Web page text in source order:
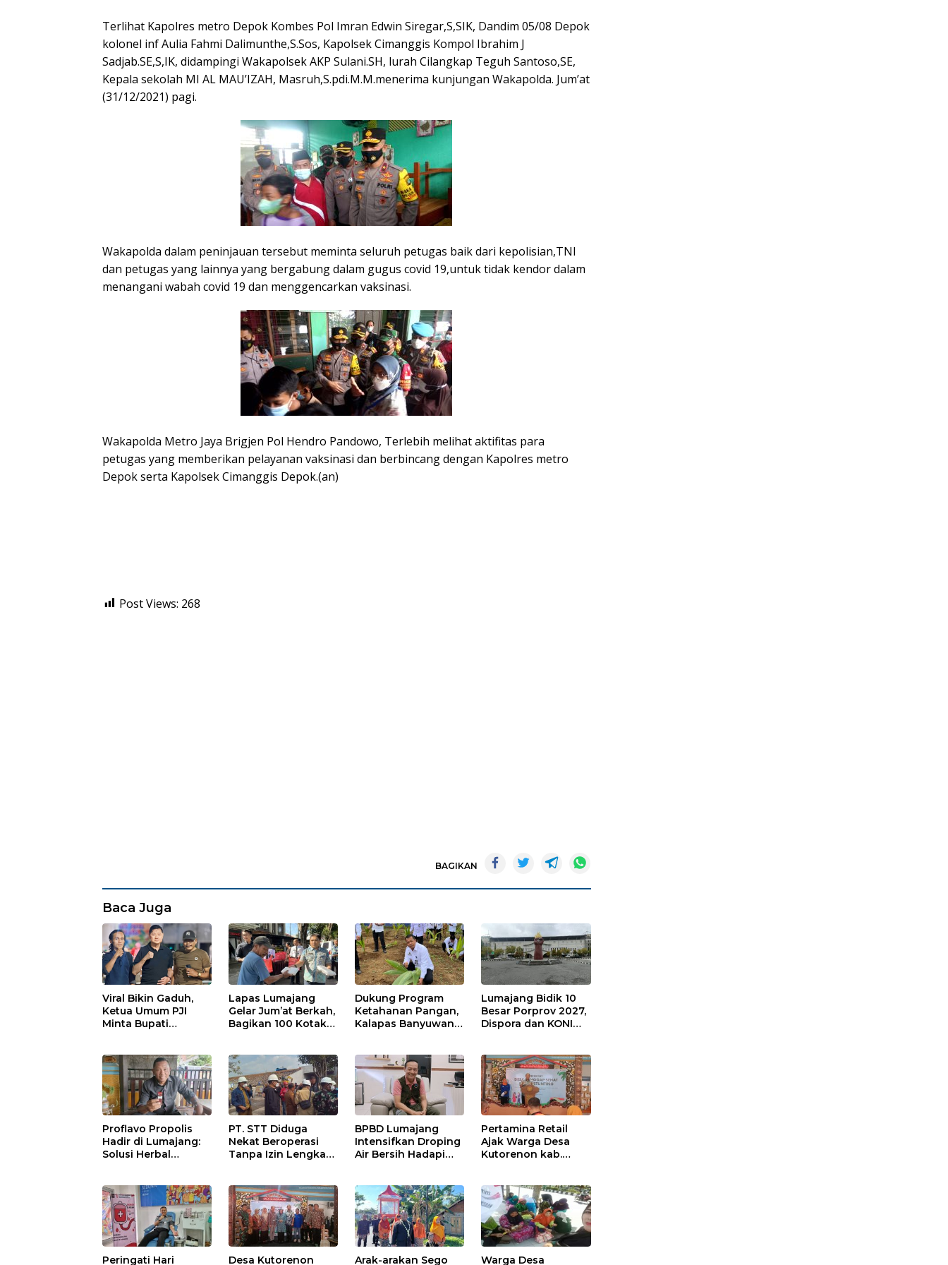
Terlihat Kapolres metro Depok Kombes Pol Imran Edwin Siregar,S,SIK, Dandim 05/08 Depok
kolonel inf Aulia Fahmi Dalimunthe,S.Sos, Kapolsek Cimanggis Kompol Ibrahim J
Sadjab.SE,S,IK, didampingi Wakapolsek AKP Sulani.SH, lurah Cilangkap Teguh Santoso,SE,
Kepala sekolah MI AL MAU’IZAH, Masruh,S.pdi.M.M.menerima kunjungan Wakapolda. Jum’at
(31/12/2021) pagi.
Wakapolda dalam peninjauan tersebut meminta seluruh petugas baik dari kepolisian,TNI
dan petugas yang lainnya yang bergabung dalam gugus covid 19,untuk tidak kendor dalam
menangani wabah covid 19 dan menggencarkan vaksinasi.
Wakapolda Metro Jaya Brigjen Pol Hendro Pandowo, Terlebih melihat aktifitas para
petugas yang memberikan pelayanan vaksinasi dan berbincang dengan Kapolres metro
Depok serta Kapolsek Cimanggis Depok.(an)
Post Views: 268
BAGIKAN
Baca Juga
Viral Bikin Gaduh,
Ketua Umum PJI
Minta Bupati
Lapas Lumajang
Gelar Jum’at Berkah,
Bagikan 100 Kotak
Dukung Program
Ketahanan Pangan,
Kalapas Banyuwangi
Serentak di SAE
Ngajum
Lumajang Bidik 10
Besar Porprov 2027,
Dispora dan KONI
Proflavo Propolis
Hadir di Lumajang:
Solusi Herbal
Kesehatan
Masyarakat
PT. STT Diduga
Nekat Beroperasi
Tanpa Izin Lengkap,
BPBD Lumajang
Intensifkan Droping
Air Bersih Hadapi
Pertamina Retail
Ajak Warga Desa
Kutorenon kab.
Tanggap Keadaan
Gawat Darurat
Peringati Hari Desa Kutorenon Arak-arakan Sego Warga Desa